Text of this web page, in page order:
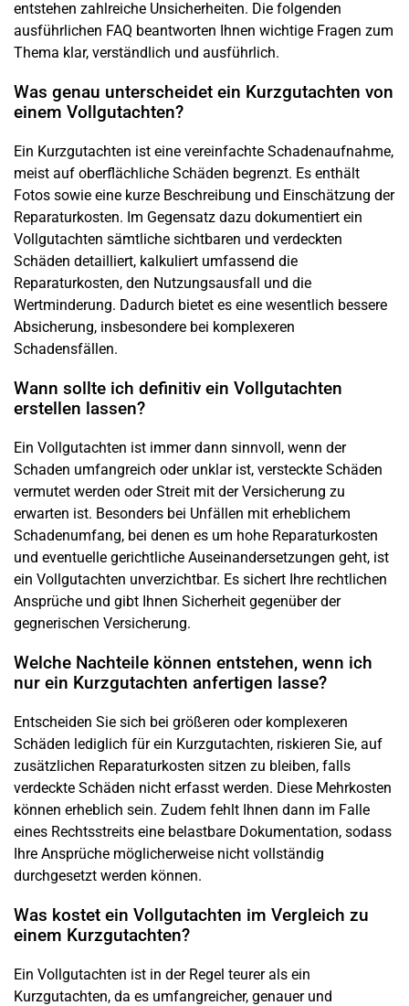
entstehen zahlreiche Unsicherheiten. Die folgenden
ausführlichen FAQ beantworten Ihnen wichtige Fragen zum
Thema klar, verständlich und ausführlich.
Was genau unterscheidet ein Kurzgutachten von
einem Vollgutachten?
Ein Kurzgutachten ist eine vereinfachte Schadenaufnahme,
meist auf oberflächliche Schäden begrenzt. Es enthält
Fotos sowie eine kurze Beschreibung und Einschätzung der
Reparaturkosten. Im Gegensatz dazu dokumentiert ein
Vollgutachten sämtliche sichtbaren und verdeckten
Schäden detailliert, kalkuliert umfassend die
Reparaturkosten, den Nutzungsausfall und die
Wertminderung. Dadurch bietet es eine wesentlich bessere
Absicherung, insbesondere bei komplexeren
Schadensfällen.
Wann sollte ich definitiv ein Vollgutachten
erstellen lassen?
Ein Vollgutachten ist immer dann sinnvoll, wenn der
Schaden umfangreich oder unklar ist, versteckte Schäden
vermutet werden oder Streit mit der Versicherung zu
erwarten ist. Besonders bei Unfällen mit erheblichem
Schadenumfang, bei denen es um hohe Reparaturkosten
und eventuelle gerichtliche Auseinandersetzungen geht, ist
ein Vollgutachten unverzichtbar. Es sichert Ihre rechtlichen
Ansprüche und gibt Ihnen Sicherheit gegenüber der
gegnerischen Versicherung.
Welche Nachteile können entstehen, wenn ich
nur ein Kurzgutachten anfertigen lasse?
Entscheiden Sie sich bei größeren oder komplexeren
Schäden lediglich für ein Kurzgutachten, riskieren Sie, auf
zusätzlichen Reparaturkosten sitzen zu bleiben, falls
verdeckte Schäden nicht erfasst werden. Diese Mehrkosten
können erheblich sein. Zudem fehlt Ihnen dann im Falle
eines Rechtsstreits eine belastbare Dokumentation, sodass
Ihre Ansprüche möglicherweise nicht vollständig
durchgesetzt werden können.
Was kostet ein Vollgutachten im Vergleich zu
einem Kurzgutachten?
Ein Vollgutachten ist in der Regel teurer als ein
Kurzgutachten, da es umfangreicher, genauer und